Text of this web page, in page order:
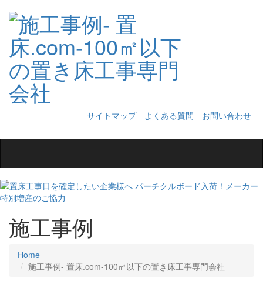
サイトマップ よくある質問
お問い合わせ
navigation
施工事例
Home
施工事例‐ 置床.com-100㎡以下の置き床工事専門会社